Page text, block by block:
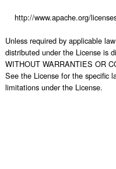
http://www.apache.org/
Unless required by applicable
distributed under the License is
WITHOUT WARRANTIES OR
See the License for the specific
limitations under the License.